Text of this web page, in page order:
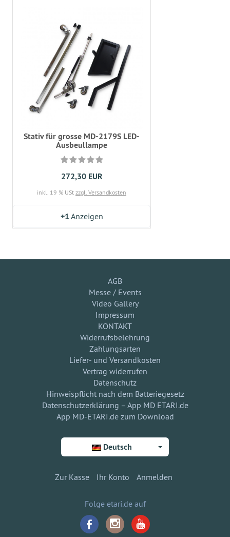
Stativ für grosse MD-2179S LED-
Ausbeullampe
272,30 EUR
inkl. 19 % USt zzgl. Versandkosten
+1 Anzeigen
AGB
Messe / Events
Video Gallery
Impressum
KONTAKT
Widerrufsbelehrung
Zahlungsarten
Liefer- und Versandkosten
Vertrag widerrufen
Datenschutz
Hinweispflicht nach dem Batteriegesetz
Datenschutzerklärung – App MD ETARI.de
App MD-ETARI.de zum Download
Deutsch
Zur Kasse Ihr Konto Anmelden
Folge etari.de auf